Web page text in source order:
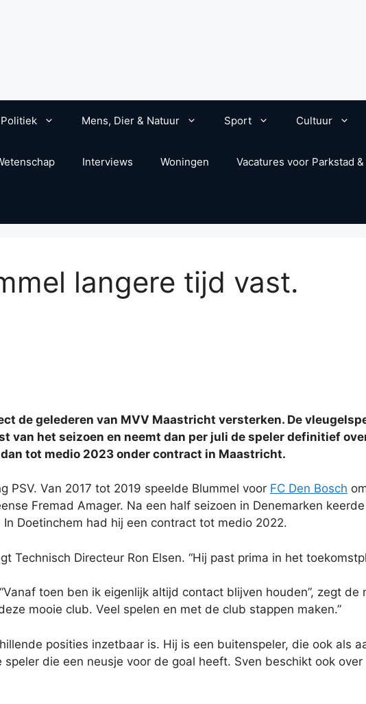
Politiek Mens, Dier & Natuur Sport Cultuur
Interviews Woningen Vacatures voor Parkstad
langere tijd vast.
de gelederen van MVV Maastricht versterken. De
van het seizoen en neemt dan per juli de speler definitief
tot medio 2023 onder contract in Maastricht.
PSV. Van 2017 tot 2019 speelde Blummel voor FC Den Bosch
Fremad Amager. Na een half seizoen in Denemarken
Doetinchem had hij een contract tot medio 2022.
Technisch Directeur Ron Elsen. “Hij past prima in het
toen ben ik eigenlijk altijd contact blijven houden”, zegt
mooie club. Veel spelen en met de club stappen maken.”
posities inzetbaar is. Hij is een buitenspeler, die ook als
die een neusje voor de goal heeft. Sven beschikt ook